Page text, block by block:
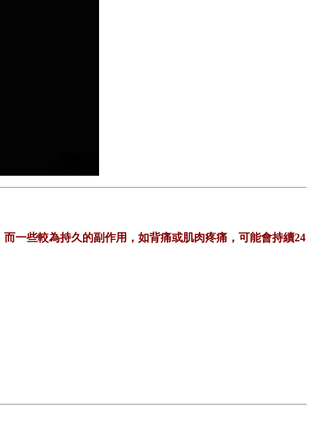
一些較為持久的副作用，如背痛或肌肉疼痛，可能會持續24